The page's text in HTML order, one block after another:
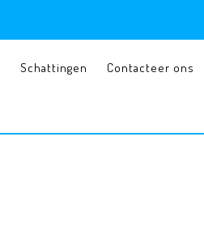
Schattingen Contacteer ons